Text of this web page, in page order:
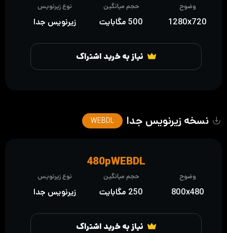
نیاز به خرید اشتراک
وضوح
1280x720
حجم میانگین
500 مگابایت
نوع زیرنویس
زیرنویس جدا
نسخه زیرنویس جدا WEBDL
نیاز به خرید اشتراک
وضوح
800x480
حجم میانگین
250 مگابایت
نوع زیرنویس
زیرنویس جدا
480pWEBDL